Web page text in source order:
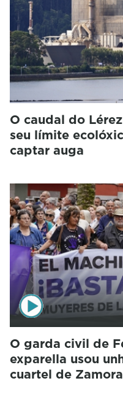
O caudal do
seu límite
captar auga
O garda civil de
exparella usou
cuartel de Zamora